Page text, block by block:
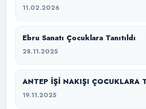
11.02.2026
Ebru Sanatı Çocuklara Tanıtıldı
28.11.2025
ANTEP İŞİ NAKIŞI ÇOCUKLARA
19.11.2025